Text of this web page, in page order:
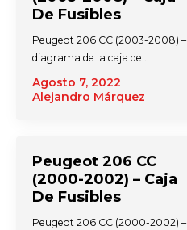
De Fusibles
Agosto 7, 2022
Alejandro Márquez
Peugeot 206 CC (2003-2008) –
diagrama de la caja de…
Peugeot 206 CC
(2000-2002) – Caja
De Fusibles
Peugeot 206 CC (2000-2002) –